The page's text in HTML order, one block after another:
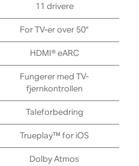
11 drivere
For TV-er over 50"
HDMI® eARC
Fungerer med TV-
fjernkontrollen
Taleforbedring
Trueplay™ for iOS
Dolby Atmos